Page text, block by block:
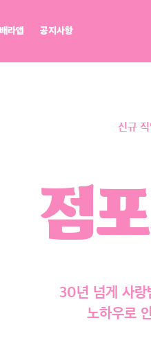
배라앱 공지사항
신규
점
30년 넘게 사랑
노하우로